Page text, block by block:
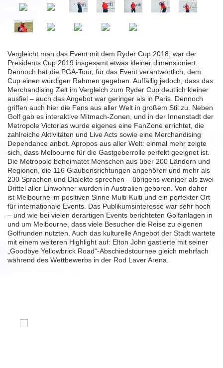
Vergleicht man das Event mit dem Ryder Cup 2018, war der
Presidents Cup 2019 insgesamt etwas kleiner dimensioniert.
Dennoch hat die PGA-Tour, für das Event verantwortlich, dem
Cup einen würdigen Rahmen gegeben. Auffällig jedoch, dass das
Merchandising Zelt im Vergleich zum Ryder Cup deutlich kleiner
ausfiel – auch das Angebot war geringer als in Paris. Dennoch
griffen auch hier die Fans aus aller Welt in großem Stil zu. Neben
Golf gab es interaktive Mitmach-Zonen, und in der Innenstadt der
Metropole Victorias wurde eigenes eine FanZone errichtet, die
zahlreiche Aktivitäten und Live Acts sowie eine Merchandising
Dependance anbot. Apropos aus aller Welt: einmal mehr zeigte
sich, dass Melbourne für die Gastgeberrolle perfekt geeignet ist.
Die Metropole beheimatet Menschen aus über 200 Ländern und
Regionen, die 116 Glaubensrichtungen angehören und mehr als
230 Sprachen und Dialekte sprechen – übrigens weniger als zwei
Drittel aller Einwohner wurden in Australien geboren. Von daher
ist Melbourne im positiven Sinne Multi-Kulti und ein perfekter Ort
für internationale Events. Das Publikumsinteresse war sehr hoch
– und wie bei vielen derartigen Events berichteten Golfanlagen in
und um Melbourne, dass viele Besucher die Reise zu eigenen
Golfrunden nutzten. Auch das kulturelle Angebot der Stadt wartete
mit einem weiteren Highlight auf: Elton John gastierte mit seiner
„Goodbye Yellowbrick Road“-Abschiedstournee gleich mehrfach
während des Wettbewerbs in der Rod Laver Arena.